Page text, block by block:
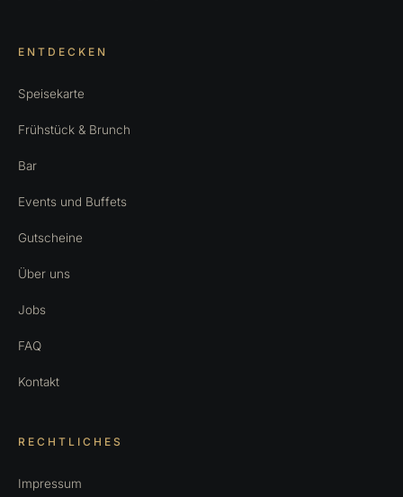
ENTDECKEN
Speisekarte
Frühstück & Brunch
Bar
Events und Buffets
Gutscheine
Über uns
Jobs
FAQ
Kontakt
RECHTLICHES
Impressum